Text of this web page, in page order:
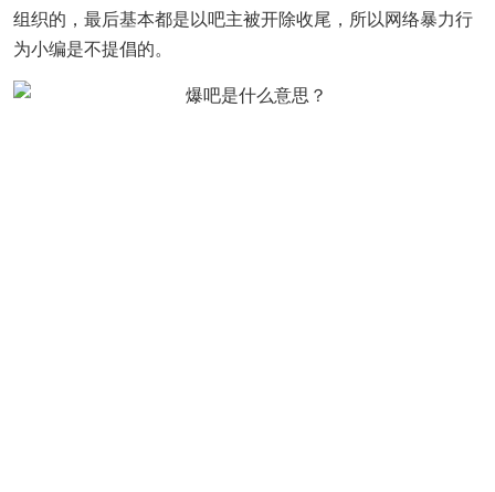
组织的，最后基本都是以吧主被开除收尾，所以网络暴力行
为小编是不提倡的。